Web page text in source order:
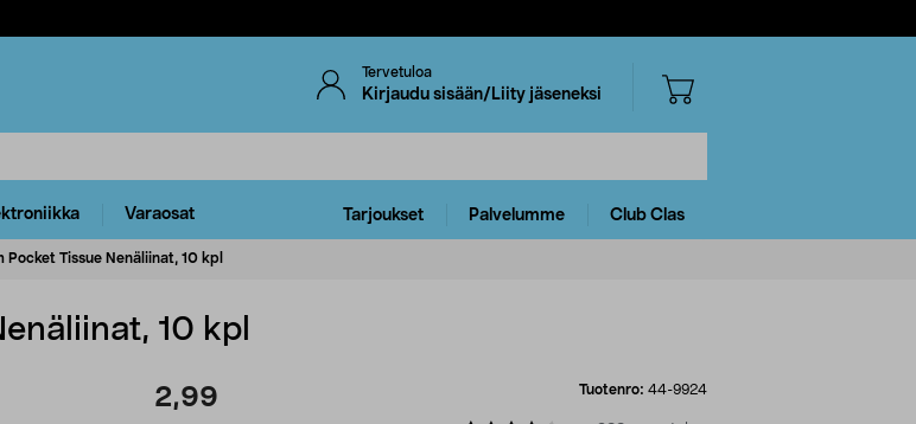
Tervetuloa
Kirjaudu sisään/Liity jäseneksi
Varaosat Tarjoukset Palvelumme Club Clas
Pocket Tissue Nenäliinat, 10 kpl
10 kpl
2,99 Tuotenro: 44-9924